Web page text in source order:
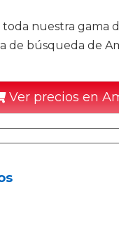
toda nuestra gama
de búsqueda de
Ver precios en